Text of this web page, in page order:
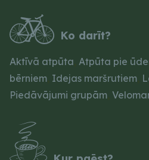
Ko darīt?
Aktīvā atpūta Atpūta pie
bērniem Idejas maršrutiem
Piedāvājumi grupām